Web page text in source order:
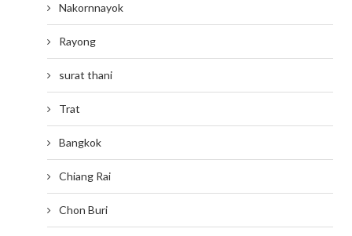
Nakornnayok
Rayong
surat thani
Trat
Bangkok
Chiang Rai
Chon Buri